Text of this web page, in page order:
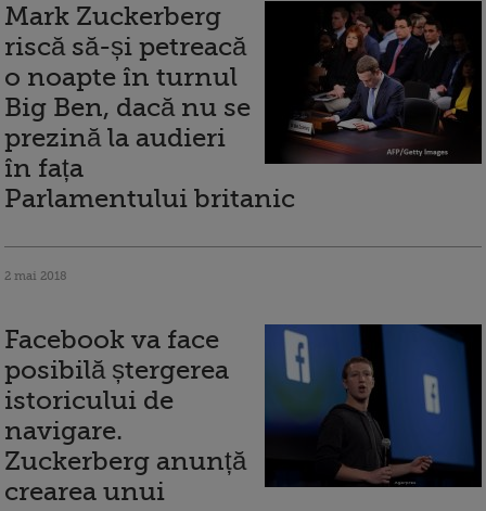
Mark Zuckerberg
riscă să-și petreacă
o noapte în turnul
Big Ben, dacă nu se
prezină la audieri
în fața
Parlamentului britanic
2 mai 2018
Facebook va face
posibilă ștergerea
istoricului de
navigare.
Zuckerberg anunță
crearea unui